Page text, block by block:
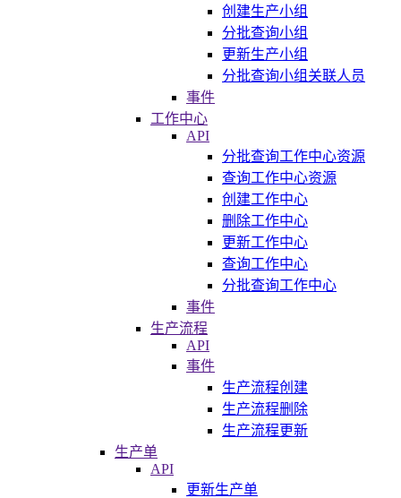
创建生产小组
分批查询小组
更新生产小组
分批查询小组关联人员
事件
工作中心
API
分批查询工作中心资源
查询工作中心资源
创建工作中心
删除工作中心
更新工作中心
查询工作中心
分批查询工作中心
事件
生产流程
API
事件
生产流程创建
生产流程删除
生产流程更新
生产单
API
更新生产单